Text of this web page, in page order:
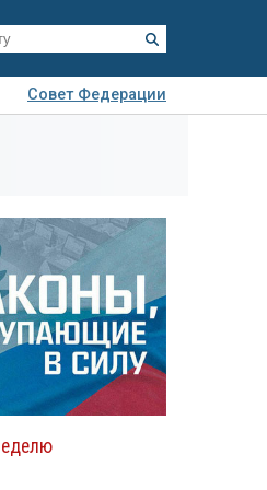
Совет Федерации